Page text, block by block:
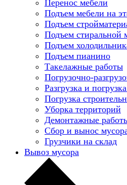
Перенос мебели
Подъем мебели на
Подъем
Подъем
Подъем
Подъем пианино
Такелажные работы
Погрузочно-
Разгрузка и
Погрузка
Уборка территорий
Демонтажные
Сбор и вынос
Грузчики на склад
Вывоз мусора